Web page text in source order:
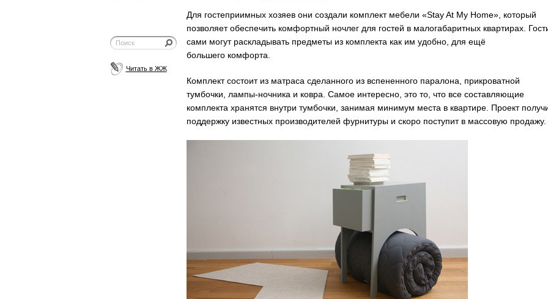
Читать в ЖЖ
Для гостеприимных хозяев они создали комплект мебели «Stay At My Home», который
позволяет обеспечить комфортный ночлег для гостей в малогабаритных квартирах.
сами могут раскладывать предметы из комплекта как им удобно, для ещё
большего комфорта.
Комплект состоит из матраса сделанного из вспененного паралона, прикроватной
тумбочки, лампы-ночника и ковра. Самое интересно, это то, что все составляющие
комплекта хранятся внутри тумбочки, занимая минимум места в квартире. Проект
поддержку известных производителей фурнитуры и скоро поступит в массовую продажу.